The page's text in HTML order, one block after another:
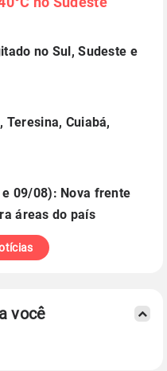
no Sul, Sudeste e
Teresina, Cuiabá,
e 09/08): Nova frente
áreas do país
você